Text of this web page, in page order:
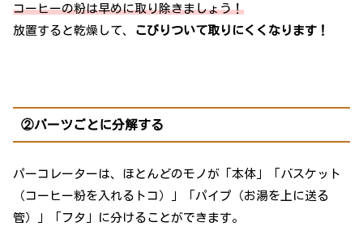
コーヒーの粉は早めに取り除きましょう！
放置すると乾燥して、
こびりついて取りにくくなります！
②パーツごとに分解する
パーコレーターは、ほとんどのモノが「本体」「バスケット
（コーヒー粉を入れるトコ）」「パイプ（お湯を上に送る
管）」「フタ」に分けることができます。